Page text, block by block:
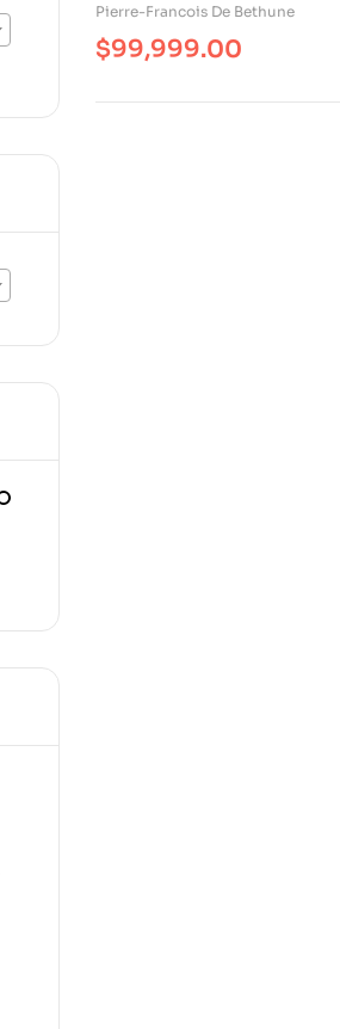
Pierre-Francois De Bethune
$99,999.00